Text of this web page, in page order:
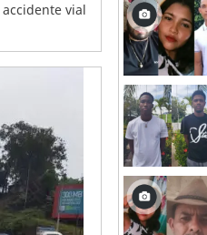
vial